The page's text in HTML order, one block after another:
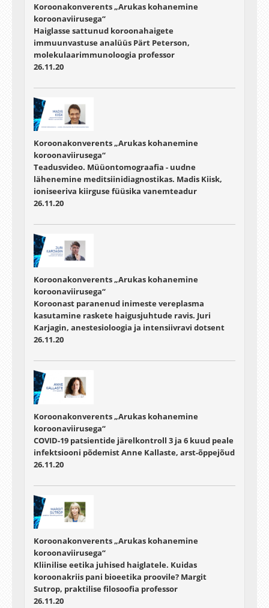
Koroonakonverents „Arukas kohanemine
koroonaviirusega“
Haiglasse sattunud koroonahaigete
immuunvastuse analüüs Pärt Peterson,
molekulaarimmunoloogia professor
26.11.20
Koroonakonverents „Arukas kohanemine
koroonaviirusega“
Teadusvideo. Müüontomograafia - uudne
lähenemine meditsiinidiagnostikas. Madis Kiisk,
ioniseeriva kiirguse füüsika vanemteadur
26.11.20
Koroonakonverents „Arukas kohanemine
koroonaviirusega“
Koroonast paranenud inimeste vereplasma
kasutamine raskete haigusjuhtude ravis. Juri
Karjagin, anestesioloogia ja intensiivravi dotsent
26.11.20
Koroonakonverents „Arukas kohanemine
koroonaviirusega“
COVID-19 patsientide järelkontroll 3 ja 6 kuud peale
infektsiooni põdemist Anne Kallaste, arst-õppejõud
26.11.20
Koroonakonverents „Arukas kohanemine
koroonaviirusega“
Kliinilise eetika juhised haiglatele. Kuidas
koroonakriis pani bioeetika proovile? Margit
Sutrop, praktilise filosoofia professor
26.11.20